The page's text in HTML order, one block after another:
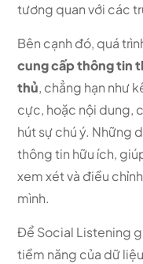
tương quan với các
Bên cạnh đó, quá
cung cấp thông tin
thủ, chẳng hạn như
cực, hoặc nội dung,
hút sự chú ý. Những
thông tin hữu ích,
xem xét và điều
mình.
Để Social Listening
tiềm năng của dữ